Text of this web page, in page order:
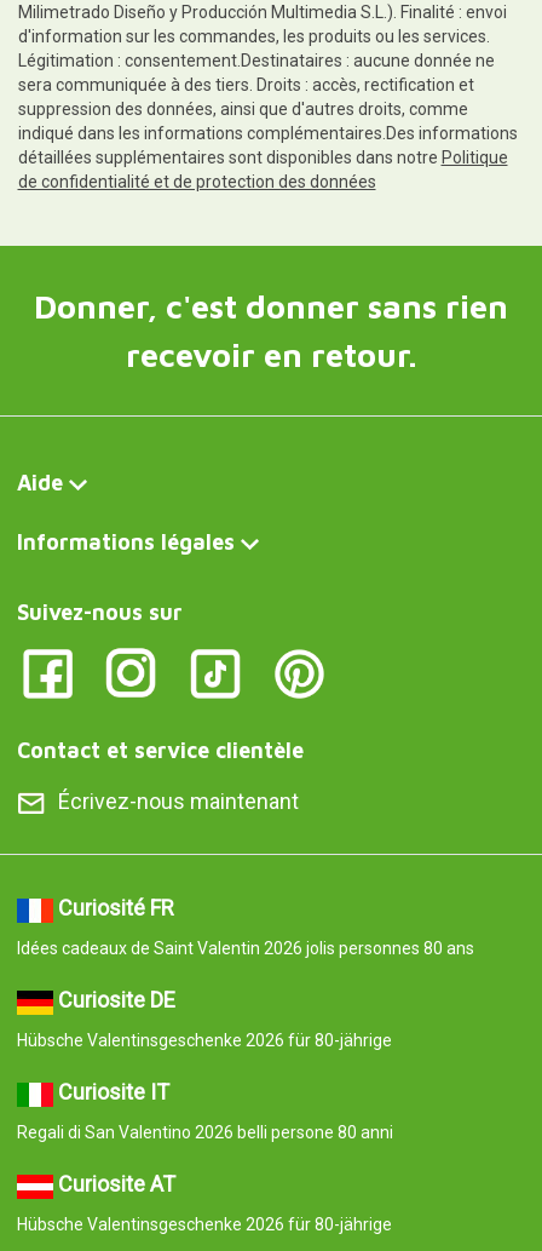
Milimetrado Diseño y Producción Multimedia S.L.). Finalité : envoi
d'information sur les commandes, les produits ou les services.
Légitimation : consentement.Destinataires : aucune donnée ne
sera communiquée à des tiers. Droits : accès, rectification et
suppression des données, ainsi que d'autres droits, comme
indiqué dans les informations complémentaires.Des informations
détaillées supplémentaires sont disponibles dans notre Politique
de confidentialité et de protection des données
Donner, c'est donner sans rien
recevoir en retour.
Aide
Informations légales
Suivez-nous sur
Contact et service clientèle
Écrivez-nous maintenant
Curiosité FR
Idées cadeaux de Saint Valentin 2026 jolis personnes 80 ans
Curiosite DE
Hübsche Valentinsgeschenke 2026 für 80-jährige
Curiosite IT
Regali di San Valentino 2026 belli persone 80 anni
Curiosite AT
Hübsche Valentinsgeschenke 2026 für 80-jährige